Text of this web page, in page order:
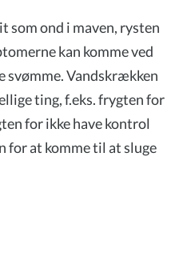
som ond i maven, rysten
kan komme ved
svømme. Vandskrækken
ting, f.eks. frygten for
for ikke have kontrol
for at komme til at sluge